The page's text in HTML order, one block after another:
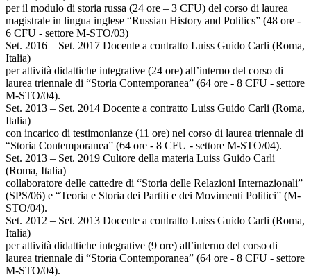
per il modulo di storia russa (24 ore – 3 CFU) del corso di laurea
magistrale in lingua inglese “Russian History and Politics” (48 ore -
6 CFU - settore M-STO/03)
Set. 2016 – Set. 2017 Docente a contratto Luiss Guido Carli (Roma,
Italia)
per attività didattiche integrative (24 ore) all’interno del corso di
laurea triennale di “Storia Contemporanea” (64 ore - 8 CFU - settore
M-STO/04).
Set. 2013 – Set. 2014 Docente a contratto Luiss Guido Carli (Roma,
Italia)
con incarico di testimonianze (11 ore) nel corso di laurea triennale di
“Storia Contemporanea” (64 ore - 8 CFU - settore M-STO/04).
Set. 2013 – Set. 2019 Cultore della materia Luiss Guido Carli
(Roma, Italia)
collaboratore delle cattedre di “Storia delle Relazioni Internazionali”
(SPS/06) e “Teoria e Storia dei Partiti e dei Movimenti Politici” (M-
STO/04).
Set. 2012 – Set. 2013 Docente a contratto Luiss Guido Carli (Roma,
Italia)
per attività didattiche integrative (9 ore) all’interno del corso di
laurea triennale di “Storia Contemporanea” (64 ore - 8 CFU - settore
M-STO/04).